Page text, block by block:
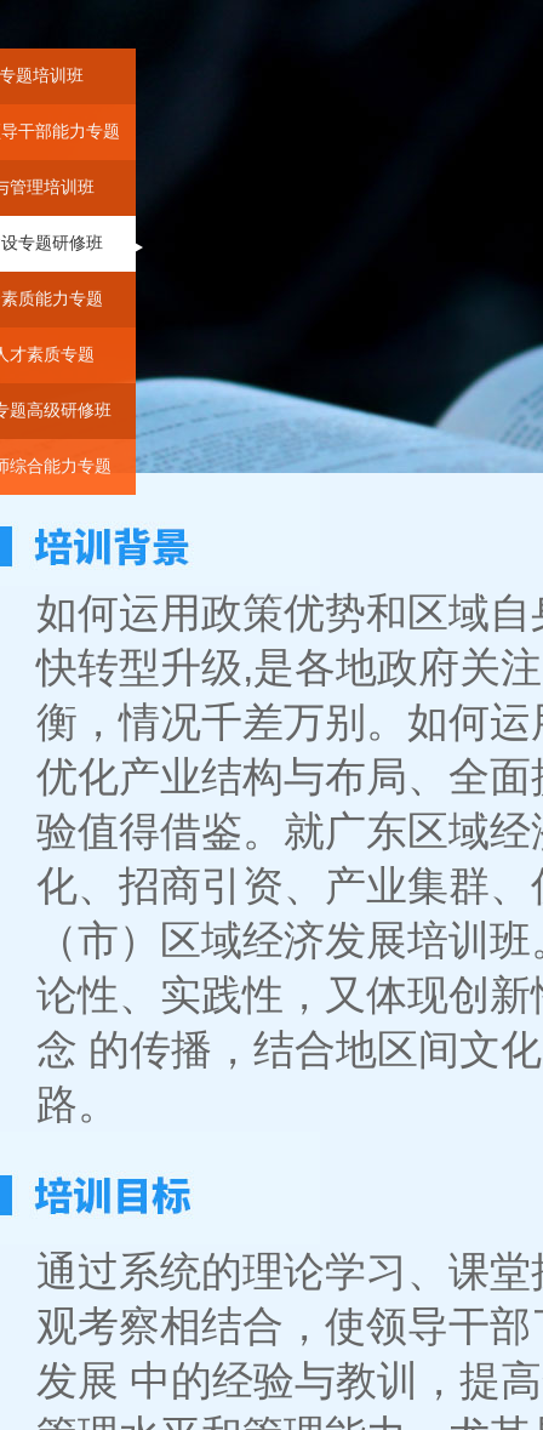
题培训班
干部能力专题
管理培训班
专题研修班
质能力专题
才素质专题
题高级研修班
综合能力专题
如何运用政策优势和区域
快转型升级,是各地政府关
衡，情况千差万别。如何
优化产业结构与布局、全
验值得借鉴。就广东区域
化、招商引资、产业集群
（市）区域经济发展培训
论性、实践性，又体现创
念 的传播，结合地区间文
路。
通过系统的理论学习、课
观考察相结合，使领导干
发展 中的经验与教训，提